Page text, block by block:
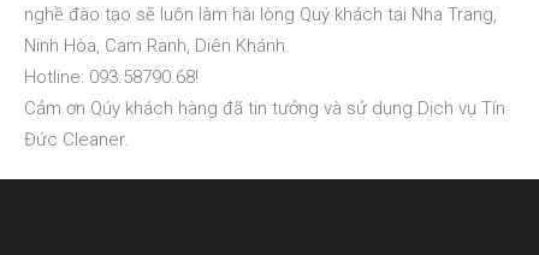
nghề đào tạo sẽ luôn làm hài lòng Quý khách tại Nha Trang,
Ninh Hòa, Cam Ranh, Diên Khánh.
Hotline: 093.58790.68!
Cảm ơn Qúy khách hàng đã tin tưởng và sử dụng Dịch vụ Tín
Đức Cleaner.